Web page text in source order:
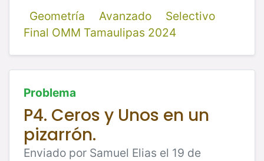
Geometría
Avanzado
Selectivo
Final OMM Tamaulipas 2024
Problema
P4. Ceros y Unos en un
pizarrón.
Enviado por Samuel Elias el 19 de